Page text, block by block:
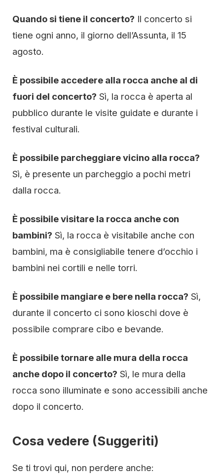
Quando si tiene il concerto? Il concerto si
tiene ogni anno, il giorno dell’Assunta, il 15
agosto.
È possibile accedere alla rocca anche al di
fuori del concerto? Sì, la rocca è aperta al
pubblico durante le visite guidate e durante i
festival culturali.
È possibile parcheggiare vicino alla rocca?
Sì, è presente un parcheggio a pochi metri
dalla rocca.
È possibile visitare la rocca anche con
bambini? Sì, la rocca è visitabile anche con
bambini, ma è consigliabile tenere d’occhio i
bambini nei cortili e nelle torri.
È possibile mangiare e bere nella rocca? Sì,
durante il concerto ci sono kioschi dove è
possibile comprare cibo e bevande.
È possibile tornare alle mura della rocca
anche dopo il concerto? Sì, le mura della
rocca sono illuminate e sono accessibili anche
dopo il concerto.
Cosa vedere (Suggeriti)
Se ti trovi qui, non perdere anche: